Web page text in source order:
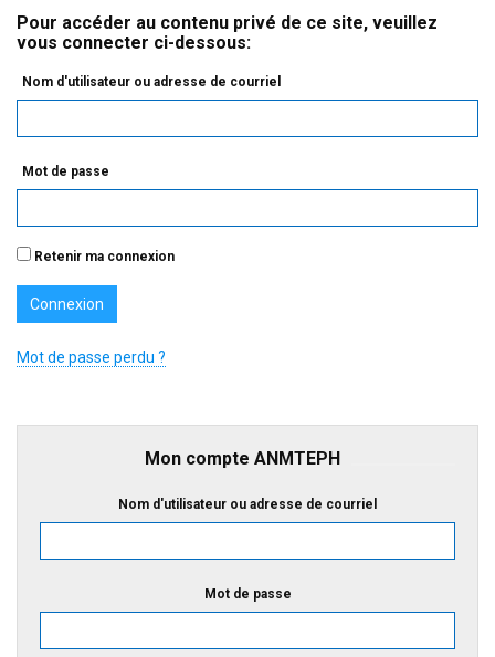
Pour accéder au contenu privé de ce site, veuillez
vous connecter ci-dessous:
Nom d'utilisateur ou adresse de courriel
Mot de passe
Retenir ma connexion
Mot de passe perdu ?
Mon compte ANMTEPH
Nom d'utilisateur ou adresse de courriel
Mot de passe